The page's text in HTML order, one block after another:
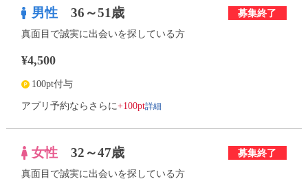
個人情報保護のため
男性 36～51歳 募集終了
真面目で誠実に出会いを探している方
¥4,500
100pt付与
アプリ予約ならさらに+100pt詳細
女性 32～47歳 募集終了
真面目で誠実に出会いを探している方